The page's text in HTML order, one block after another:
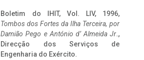
Boletim do IHIT, Vol. LIV, 1996,
Tombos dos Fortes da Ilha Terceira, por
Damião Pego e António d’ Almeida Jr.,
Direcção dos Serviços de
Engenharia do Exército.